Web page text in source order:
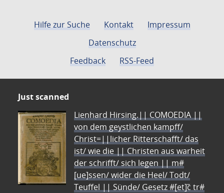
Hilfe zur Suche Kontakt
Impressum
Datenschutz
Feedback
RSS-Feed
Just scanned
Lienhard Hirsing.|| COMOEDIA ||
von dem geystlichen kampff/
Christ=||licher Ritterschafft/ das
ist/ wie die || Christen aus warheit
der schrifft/ sich legen || m#
[ue]ssen/ wider die Heel/ Todt/
Teuffel || Sünde/ Gesetz #[et]c̃ tr#